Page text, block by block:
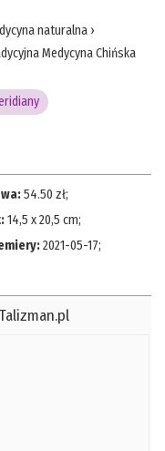
naturalna›
Medycyna Chińska
54.50 zł;
14,5 x 20,5 cm;
2021-05-17;